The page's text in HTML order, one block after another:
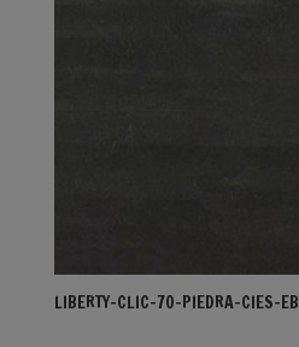
LIBERTY-CLIC-70-PIEDRA-CIES-